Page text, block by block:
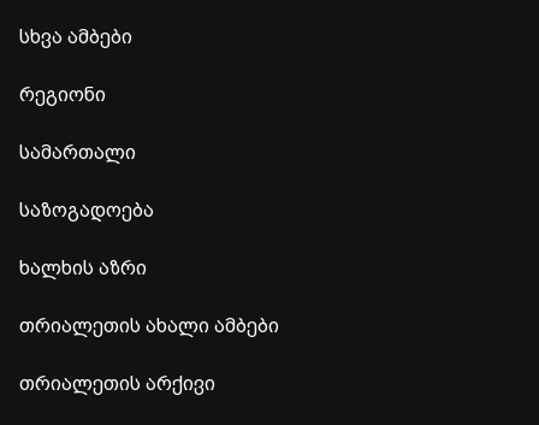
სხვა ამბები
რეგიონი
სამართალი
საზოგადოება
ხალხის აზრი
თრიალეთის ახალი ამბები
თრიალეთის არქივი